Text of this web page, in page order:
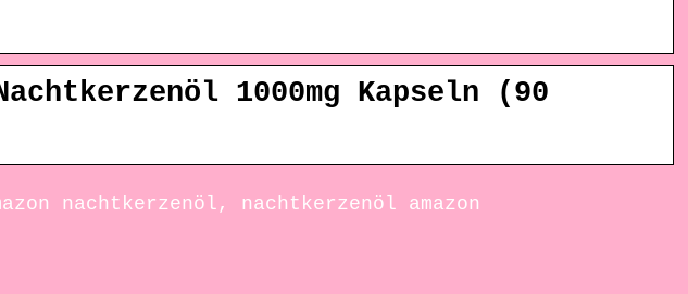
1000mg Kapseln (90
nachtkerzenöl, nachtkerzenöl amazon